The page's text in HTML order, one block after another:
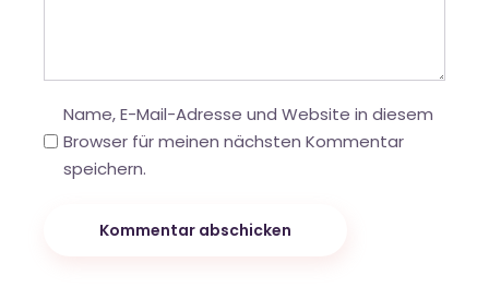
Name, E-Mail-Adresse und Website in diesem
Browser für meinen nächsten Kommentar
speichern.
Kommentar abschicken